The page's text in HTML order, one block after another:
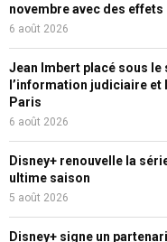
novembre avec des
6 août 2026
Jean Imbert placé sous
l’information judiciaire et
Paris
6 août 2026
Disney+ renouvelle la
ultime saison
5 août 2026
Disney+ signe un